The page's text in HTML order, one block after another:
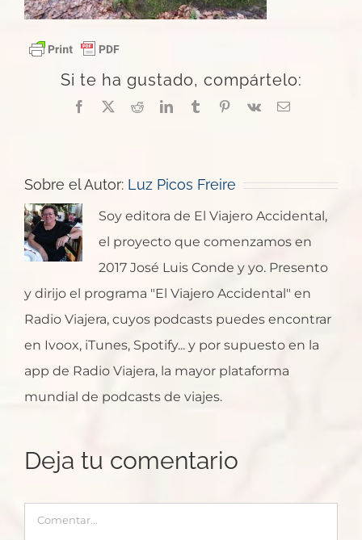
Si te ha gustado, compártelo:
Facebook
X RedditLinkedInTumblrPinterest
Vk
Correo
Sobre el Autor: Luz Picos Freire
Soy editora de El Viajero Accidental,
el proyecto que comenzamos en
2017 José Luis Conde y yo. Presento
y dirijo el programa "El Viajero Accidental" en
Radio Viajera, cuyos podcasts puedes encontrar
en Ivoox, iTunes, Spotify... y por supuesto en la
app de Radio Viajera, la mayor plataforma
mundial de podcasts de viajes.
Deja tu comentario
Comentar